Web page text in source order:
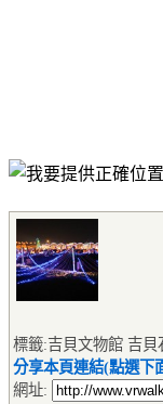
標籤:吉貝文物館 吉貝
分享本頁連結(點選下
網址: